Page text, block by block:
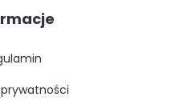
prywatności